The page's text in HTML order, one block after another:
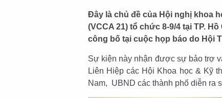
Đây là chủ đề của Hội nghị khoa
(VCCA 21) tổ chức 8-9/4 tại TP.
công bố tại cuộc họp báo do Hội
Sự kiện này nhận được sự bảo trợ
Liên Hiệp các Hội Khoa học & Kỹ
Nam, UBND các thành phố diễn ra